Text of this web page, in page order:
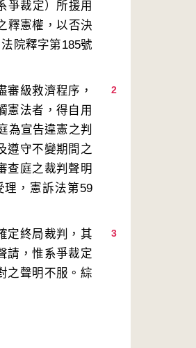
爭裁定）所援用
釋憲權，以否決
院釋字第185號
2
級救濟程序，
憲法者，得自用
為宣告違憲之判
遵守不變期間之
查庭之裁判聲明
理，憲訴法第59
3
定終局裁判，其
請，惟系爭裁定
之聲明不服。綜